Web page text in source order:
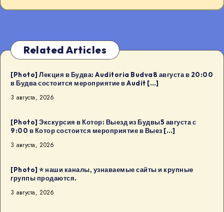
Related Articles
[Photo] Лекция в Будва: Auditoria Budva8 августа в 20:00
в Будва состоится мероприятие в Audit […]
3 августа, 2026
[Photo] Экскурсия в Котор: Выезд из Будвы5 августа с
9:00 в Котор состоится мероприятие в Выез […]
3 августа, 2026
[Photo] ⭐️ наши каналы, узнаваемые сайты и крупные
группы продаются.
3 августа, 2026